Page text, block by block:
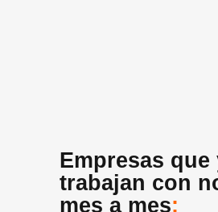
Empresas que
trabajan con
mes a mes: